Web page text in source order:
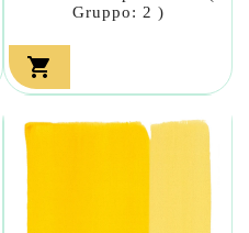
Gruppo: 2 )
